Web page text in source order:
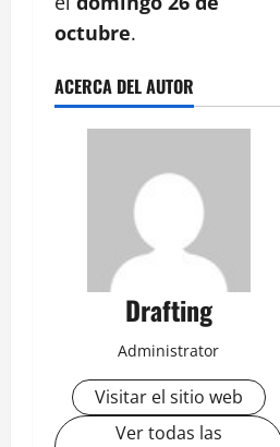
octubre.
ACERCA DEL AUTOR
Drafting
Administrator
Visitar el sitio web
Ver todas las